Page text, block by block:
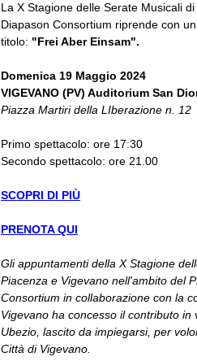
La X Stagione delle Serate Musicali
Diapason Consortium riprende con
titolo: "Frei Aber Einsam".
Domenica 19 Maggio 2024
VIGEVANO (PV) Auditorium San
Piazza Martiri della LIberazione n. 12
Primo spettacolo: ore 17:30
Secondo spettacolo: ore 21.00
SCOPRI DI PIÙ
PRENOTA QUI
Gli appuntamenti della X Stagione
Piacenza e Vigevano nell'ambito del
Consortium in collaborazione con la
Vigevano ha concesso il contributo
Ubezio, lascito da impiegarsi, per
Città di Vigevano.